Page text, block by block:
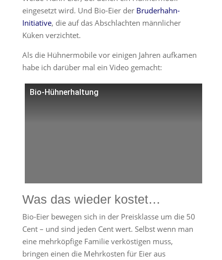
eingesetzt wird. Und Bio-Eier der Bruderhahn-
Initiative, die auf das Abschlachten männlicher
Küken verzichtet.
Als die Hühnermobile vor einigen Jahren aufkamen
habe ich darüber mal ein Video gemacht:
Bio-Hühnerhaltung
Was das wieder kostet…
Bio-Eier bewegen sich in der Preisklasse um die 50
Cent – und sind jeden Cent wert. Selbst wenn man
eine mehrköpfige Familie verköstigen muss,
bringen einen die Mehrkosten für Eier aus